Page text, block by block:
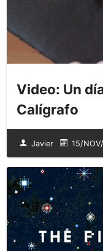
Video: Un
Calígrafo
Javier 15/